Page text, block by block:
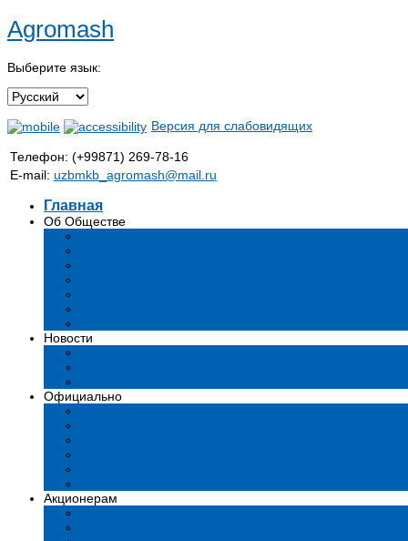
Agromash
Выберите язык:
Версия для слабовидящих
Телефон: (+99871) 269-78-16
E-mail: uzbmkb_agromash@mail.ru
Главная
Об Обществе
Новости
Официально
Акционерам